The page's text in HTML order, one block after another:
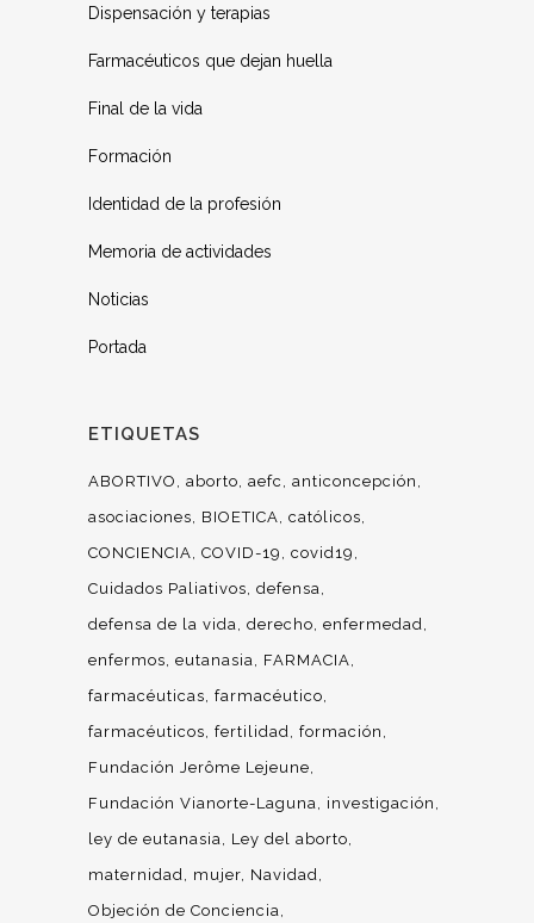
Dispensación y terapias
Farmacéuticos que dejan huella
Final de la vida
Formación
Identidad de la profesión
Memoria de actividades
Noticias
Portada
ETIQUETAS
ABORTIVO aborto aefc
anticoncepción
asociaciones
BIOETICA católicos
CONCIENCIA COVID-19
covid19
Cuidados Paliativos defensa
defensa de la vida derecho enfermedad
enfermos eutanasia
FARMACIA
farmacéuticas farmacéutico
farmacéuticos fertilidad formación
Fundación Jerôme Lejeune
Fundación Vianorte-Laguna
investigación
ley de eutanasia
Ley del aborto
maternidad
mujer Navidad
Objeción de Conciencia